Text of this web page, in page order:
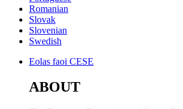
Romanian
Slovak
Slovenian
Swedish
Eolas faoi CESE
ABOUT